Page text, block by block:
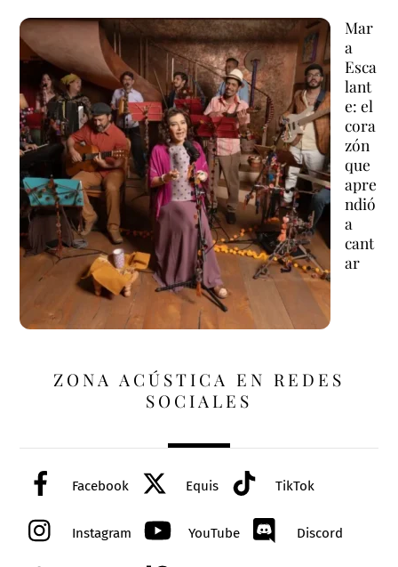
Mar
a
Esca
lant
e: el
cora
zón
que
apre
ndió
a
cant
ar
ZONA ACÚSTICA EN REDES
SOCIALES
Facebook Equis TikTok
Instagram YouTube Discord